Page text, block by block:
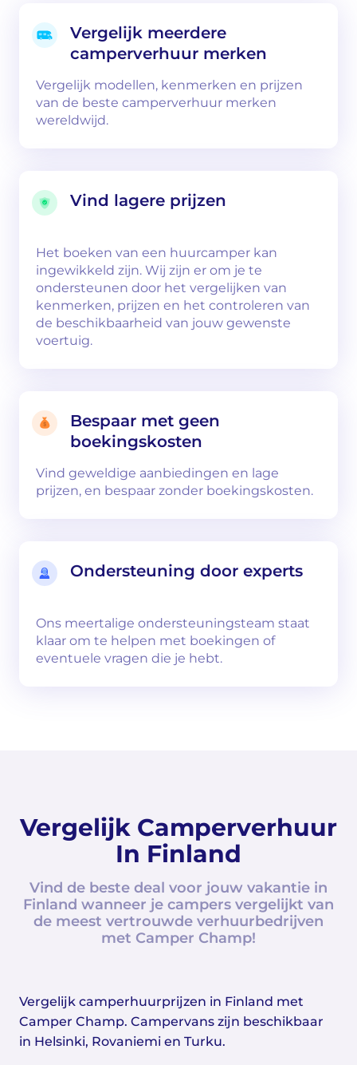
Vergelijk meerdere
camperverhuur merken
Vergelijk modellen, kenmerken en prijzen
van de beste camperverhuur merken
wereldwijd.
Vind lagere prijzen
Het boeken van een huurcamper kan
ingewikkeld zijn. Wij zijn er om je te
ondersteunen door het vergelijken van
kenmerken, prijzen en het controleren van
de beschikbaarheid van jouw gewenste
voertuig.
Bespaar met geen
boekingskosten
Vind geweldige aanbiedingen en lage
prijzen, en bespaar zonder boekingskosten.
Ondersteuning door experts
Ons meertalige ondersteuningsteam staat
klaar om te helpen met boekingen of
eventuele vragen die je hebt.
Vergelijk Camperverhuur
In Finland
Vind de beste deal voor jouw vakantie in
Finland wanneer je campers vergelijkt van
de meest vertrouwde verhuurbedrijven
met Camper Champ!
Vergelijk camperhuurprijzen in Finland met
Camper Champ. Campervans zijn beschikbaar
in Helsinki, Rovaniemi en Turku.